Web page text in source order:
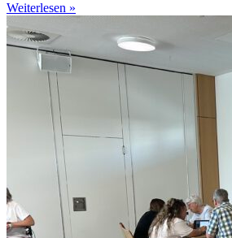
Weiterlesen »